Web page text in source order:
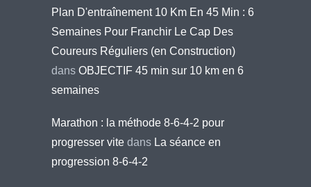
Plan D'entraînement 10 Km En 45 Min : 6
Semaines Pour Franchir Le Cap Des
Coureurs Réguliers (en Construction)
dans OBJECTIF 45 min sur 10 km en 6
semaines
Marathon : la méthode 8-6-4-2 pour
progresser vite dans La séance en
progression 8-6-4-2